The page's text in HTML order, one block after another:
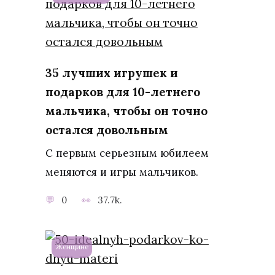
35 лучших игрушек и
подарков для 10-летнего
мальчика, чтобы он точно
остался довольным
С первым серьезным юбилеем
меняются и игры мальчиков.
0 37.7k.
Женщине